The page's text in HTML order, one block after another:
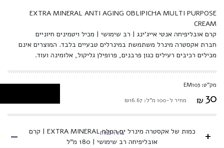
EXTRA MINERAL ANTI AGING OBLIPICHA MULTI PURPOSE
CREAM
קרם אובליפיחה אנטי אייג'ינג | רב שימושי | מכיל ויטמינים חיוניים
חברת אקסטרה מינרל משתמשת במינרלים טבעיים בלבד. המוצרים אינם
מכילים רכיבים רעילים כגון פרבנים, פרופילן גליקול, אלומינה ועוד.
מק"ט: EM103
₪ 30 מחיר ל-100 מ"ל: ₪16.67
+
כמות של אקסטרה מינרל ים המלח EXTRA MINERAL | קרם
אובליפיחה רב שימושי | 180 מ"ל
בחרו כמות -